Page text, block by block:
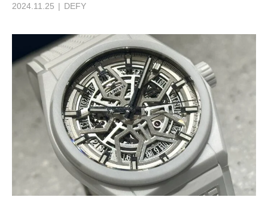
2024.11.25 DEFY